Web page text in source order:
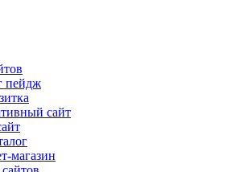
пейдж
сайт
магазин